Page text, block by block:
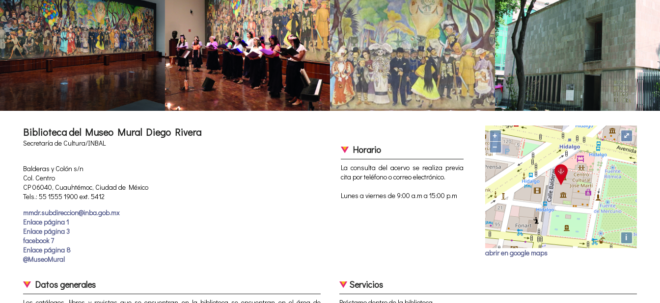
Biblioteca del Museo Mural Diego Rivera
Secretaría de Cultura/INBAL
Balderas y Colón s/n
Col. Centro
CP 06040, Cuauhtémoc, Ciudad de México
Tels.: 55 1555 1900 ext. 5412
mmdr.subdireccion@inba.gob.mx
Enlace página 1
Enlace página 3
facebook 7
Enlace página 8
@MuseoMural
Horario
La consulta del acervo se realiza previa
cita por teléfono o correo electrónico.
Lunes a viernes de 9:00 a.m a 15:00 p.m
+
−
i
⤢
abrir en google maps
Datos generales Servicios